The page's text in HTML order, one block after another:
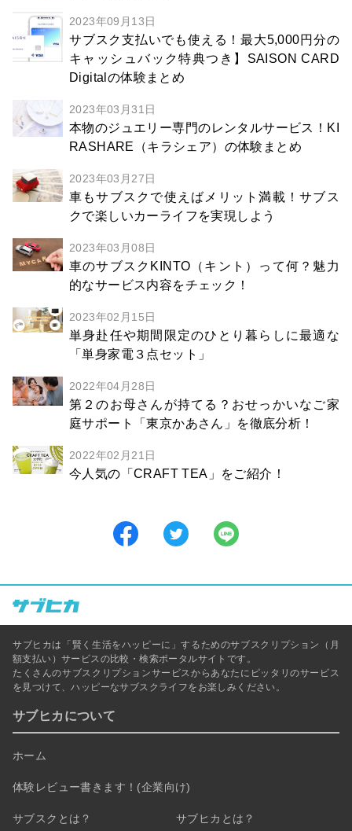
2023年09月13日
サブスク支払いでも使える！最大5,000円分の
キャッシュバック特典つき】SAISON CARD
Digitalの体験まとめ
2023年03月31日
本物のジュエリー専門のレンタルサービス！KI
RASHARE（キラシェア）の体験まとめ
2023年03月27日
車もサブスクで使えばメリット満載！サブス
クで楽しいカーライフを実現しよう
2023年03月08日
車のサブスクKINTO（キント）って何？魅力
的なサービス内容をチェック！
2023年02月15日
単身赴任や期間限定のひとり暮らしに最適な
「単身家電３点セット」
2022年04月28日
第２のお母さんが持てる？おせっかいなご家
庭サポート「東京かあさん」を徹底分析！
2022年02月21日
今人気の「CRAFT TEA」をご紹介！
サブヒカは「賢く生活をハッピーに」するためのサブスクリプション（月
額支払い）サービスの比較・検索ポータルサイトです。
たくさんのサブスクリプションサービスからあなたにピッタリのサービス
を見つけて、ハッピーなサブスクライフをお楽しみください。
サブヒカについて
ホーム
体験レビュー書きます！(企業向け)
サブスクとは？ サブヒカとは？